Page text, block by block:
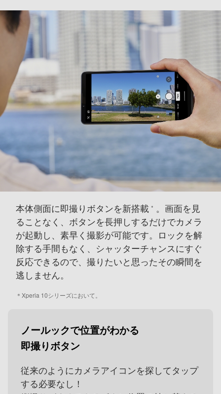
本体側面に即撮りボタンを新搭載 ＊ 。 画面を見
ることなく、ボタンを長押しするだけでカメラ
が起動し、 素早く撮影が可能です。 ロックを解
除する手間もなく、シャッターチャンスにすぐ
反応できるので、 撮りたいと思ったその瞬間を
逃しません。
＊ Xperia 10シリーズにおいて。
ノールックで位置がわかる
即撮りボタン
従来のようにカメラアイコンを探してタップ
する必要なし！